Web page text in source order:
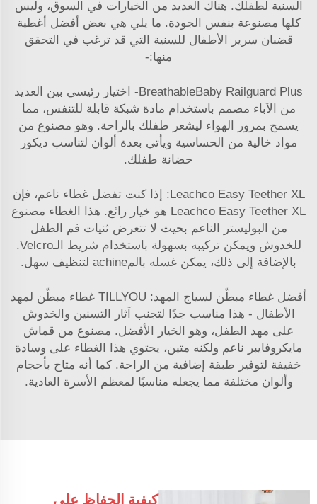
السنية لطفلك. هناك العديد من الخيارات في السوق، وليس
كلها مصنوعة بنفس الجودة. ما يلي هي بعض أفضل أغطية
قضبان سرير الأطفال للسنية التي قد ترغب في التحقق
منها:-
BreathableBaby Railguard Plus- اختيار رئيسي بين العديد
من الآباء مصمم باستخدام مادة شبكة قابلة للتنفس، مما
يسمح بمرور الهواء ليشعر طفلك بالراحة. وهو مصنوع من
مواد خالية من الحساسية ويأتي بعدة ألوان لتناسب ديكور
حضانة طفلك.
Leachco Easy Teether XL: إذا كنت تفضل غطاء ناعم، فإن
Leachco Easy Teether XL هو خيار رائع. هذا الغطاء مصنوع
من البوليستر الناعم بحيث لا تتعرض ثنيات فم الطفل
للخدوش ويمكن تركيبه بسهولة باستخدام شريط الـVelcro.
بالإضافة إلى ذلك، يمكن غسله بالمachine لتنظيف سهل.
أفضل غطاء مبطّن لسياج المهد: TILLYOU غطاء مبطّن لمهد
الأطفال - هذا مناسب جدًا لتجنب آثار التسنين والخدوش
على مهد الطفل، وهو الخيار الأفضل. مصنوع من قماش
مايكروفايبر ناعم ولكنه متين، يحتوي هذا الغطاء على وسادة
خفيفة لتوفير طبقة إضافية من الراحة. كما أنه متاح بأحجام
وألوان مختلفة مما يجعله مناسبًا لمعظم الأسرة العادية.
كيفية الحفاظ على